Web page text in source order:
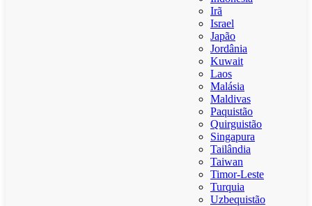
Irã
Israel
Japão
Jordânia
Kuwait
Laos
Malásia
Maldivas
Paquistão
Quirguistão
Singapura
Tailândia
Taiwan
Timor-Leste
Turquia
Uzbequistão